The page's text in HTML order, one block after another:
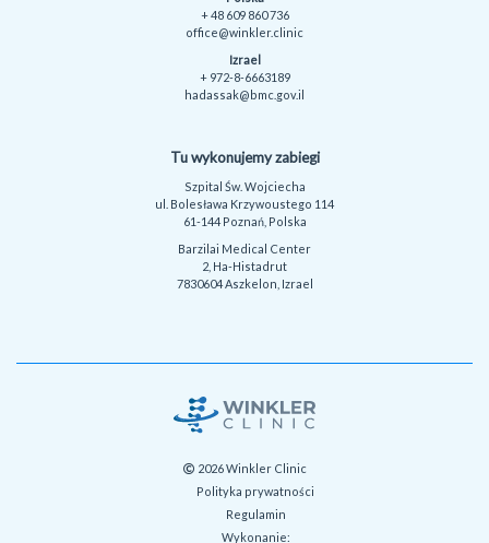
+ 48 609 860 736
office@winkler.clinic
Izrael
+ 972-8-6663189
hadassak@bmc.gov.il
Tu wykonujemy zabiegi
Szpital Św. Wojciecha
ul. Bolesława Krzywoustego 114
61-144 Poznań, Polska
Barzilai Medical Center
2, Ha-Histadrut
7830604 Aszkelon, Izrael
2026 Winkler Clinic
Polityka prywatności
Regulamin
Wykonanie: